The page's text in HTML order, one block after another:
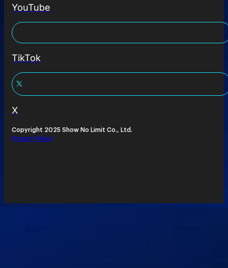
YouTube
TikTok
X
Copyright 2025 Show No Limit Co., Ltd.
Privacy Policy